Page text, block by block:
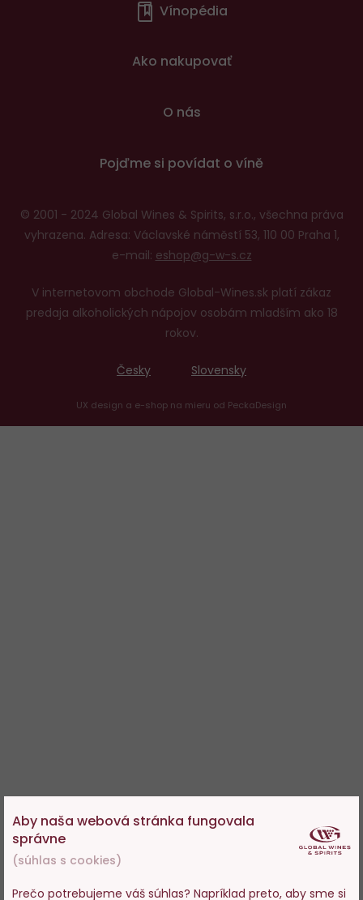
Aby naša webová stránka fungovala
správne
(súhlas s cookies)
Prečo potrebujeme váš súhlas? Napríklad preto, aby sme si
Vínopédia
Ako nakupovať
O nás
Pojďme si povídat o víně
© 2001 - 2024 Global Wines & Spirits, s.r.o., všechna práva
vyhrazena. Adresa: Václavské náměstí 53, 110 00 Praha 1,
e-mail: eshop@g-w-s.cz
V internetovom obchode Global-Wines.sk platí zákaz
predaja alkoholických nápojov osobám mladším ako 18
rokov.
Česky Slovensky
UX design a e-shop na mieru od PeckaDesign